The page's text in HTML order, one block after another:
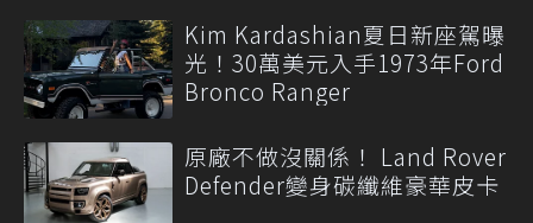
Kim Kardashian夏日新座駕曝
光！30萬美元入手1973年Ford
Bronco Ranger
原廠不做沒關係！ Land Rover
Defender變身碳纖維豪華皮卡